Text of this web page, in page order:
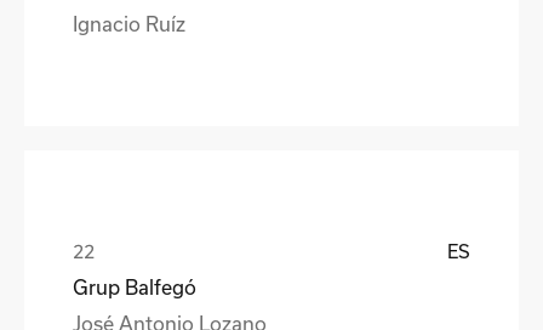
Ignacio Ruíz
ES
Grup Balfegó
José Antonio Lozano